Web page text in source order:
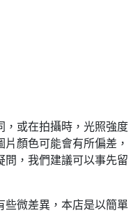
，或在拍攝時，光照強度
顏色可能會有所偏差，
問，我們建議可以事先留
些微差異，本店是以簡單